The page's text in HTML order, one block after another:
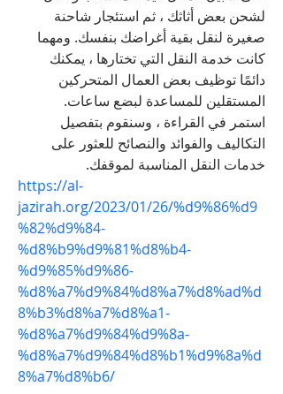
لشحن بعض أثاثك ، ثم استئجار شاحنة
صغيرة لنقل بقية أغراضك بنفسك. ومهما
كانت خدمة النقل التي تختارها ، يمكنك
دائمًا توظيف بعض العمال المتحركين
المستقلين للمساعدة لبضع ساعات.
استمر في القراءة ، وسنقوم بتفصيل
التكاليف والفوائد والنصائح للعثور على
خدمات النقل المناسبة لموقفك.
https://al-
jazirah.org/2023/01/26/%d9%86%d9
%82%d9%84-
%d8%b9%d9%81%d8%b4-
%d9%85%d9%86-
%d8%a7%d9%84%d8%a7%d8%ad%d
8%b3%d8%a7%d8%a1-
%d8%a7%d9%84%d9%8a-
%d8%a7%d9%84%d8%b1%d9%8a%d
8%a7%d8%b6/